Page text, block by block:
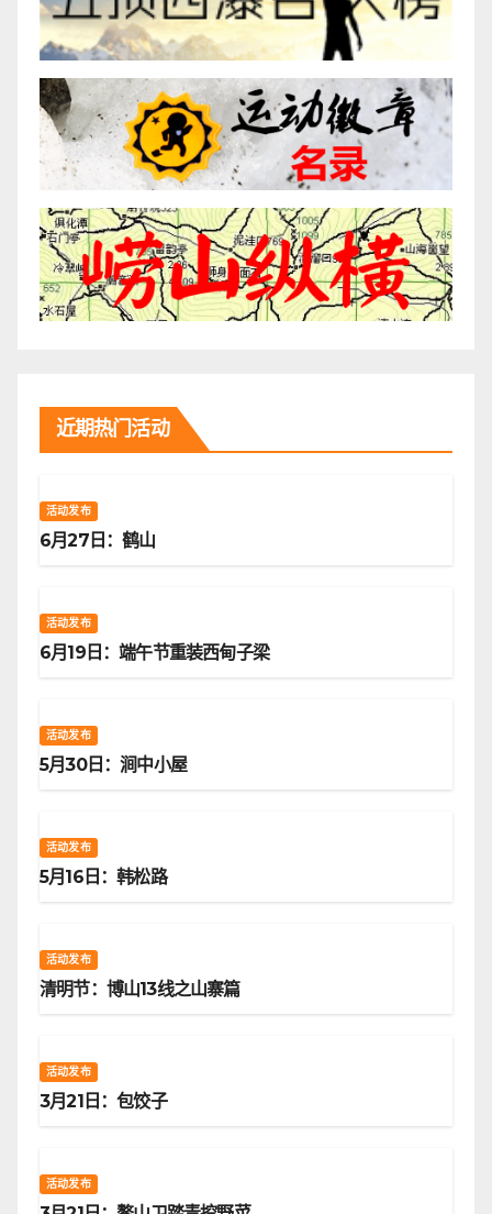
近期热门活动
活动发布
6月27日：鹤山
活动发布
6月19日：端午节重装西甸子梁
活动发布
5月30日：涧中小屋
活动发布
5月16日：韩松路
活动发布
清明节：博山13线之山寨篇
活动发布
3月21日：包饺子
活动发布